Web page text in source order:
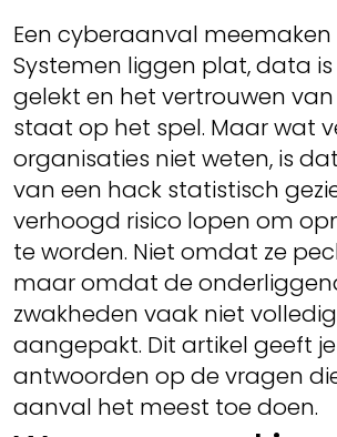
Een cyberaanval meemaken
Systemen liggen plat, data
gelekt en het vertrouwen
staat op het spel. Maar wat
organisaties niet weten, is
van een hack statistisch
verhoogd risico lopen om
te worden. Niet omdat ze
maar omdat de
zwakheden vaak niet
aangepakt. Dit artikel geeft
antwoorden op de vragen
aanval het meest toe doen.